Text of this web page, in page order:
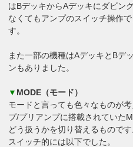
はBデッキからAデッキにダビン
なくてもアンプのスイッチ操作
す。
また一部の機種はAデッキとBデ
ンもありました。
▼ MODE（モード）
モードと言っても色々なものが
プ/プリアンプに搭載されていた
どう扱うかを切り替えるものです
スイッチ的には以下でした。